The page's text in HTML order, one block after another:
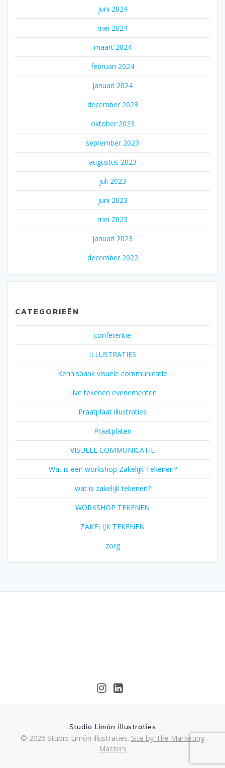
juni 2024
mei 2024
maart 2024
februari 2024
januari 2024
december 2023
oktober 2023
september 2023
augustus 2023
juli 2023
juni 2023
mei 2023
januari 2023
december 2022
CATEGORIEËN
conferentie
ILLUSTRATIES
Kennisbank visuele communicatie
Live tekenen evenementen
Praatplaat illustraties
Praatplaten
VISUELE COMMUNICATIE
Wat is een workshop Zakelijk Tekenen?
wat is zakelijk tekenen?
WORKSHOP TEKENEN
ZAKELIJK TEKENEN
zorg
Studio Limón illustraties
© 2026 Studio Limón illustraties. Site by The Marketing
Masters